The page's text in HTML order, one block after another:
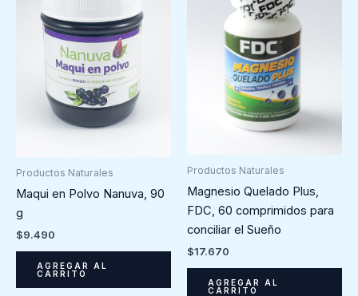
Productos Naturales
Maqui en Polvo Nanuva, 90
g
$9.490
AGREGAR AL
CARRITO
Productos Naturales
Magnesio Quelado Plus,
FDC, 60 comprimidos para
conciliar el Sueño
$17.670
AGREGAR AL
CARRITO